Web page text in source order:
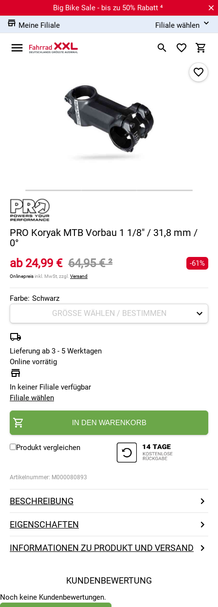
Big Bike Sale - bis zu 50% Rabatt ⁴
Meine Filiale
Filiale wählen
PRO Koryak MTB Vorbau 1 1/8" / 31,8 mm /
0°
ab24,99 € 64,95 €²
Onlinepreisinkl. MwSt, zzgl. Versand
-61%
Farbe: Schwarz
Lieferung ab 3 - 5 Werktagen
Online vorrätig
In keiner Filiale verfügbar
Filiale wählen
IN DEN WARENKORB
Produkt vergleichen
Artikelnummer: M000080893
BESCHREIBUNG
EIGENSCHAFTEN
INFORMATIONEN ZU PRODUKT UND VERSAND
KUNDENBEWERTUNG
Noch keine Kundenbewertungen.